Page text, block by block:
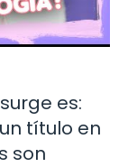
es:
título en
son